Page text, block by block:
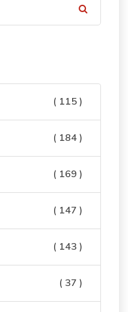
( 115 )
( 184 )
( 169 )
( 147 )
( 143 )
( 37 )